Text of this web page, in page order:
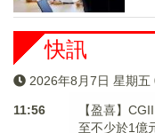
快訊
2026年8月7日 星期五
11:56
【盈喜】
至不少於1億